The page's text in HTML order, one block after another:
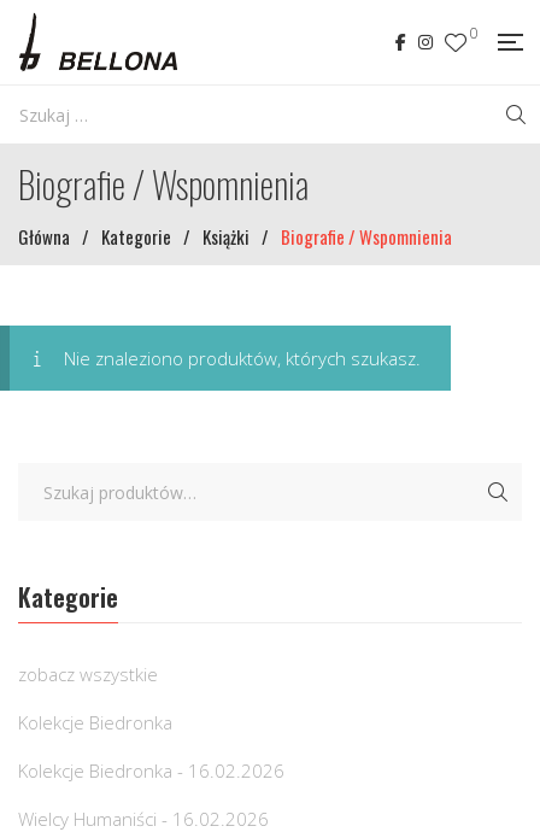
0
Biografie / Wspomnienia
Główna / Kategorie / Książki / Biografie / Wspomnienia
Nie znaleziono produktów, których szukasz.
Kategorie
zobacz wszystkie
Kolekcje Biedronka
Kolekcje Biedronka - 16.02.2026
Wielcy Humaniści - 16.02.2026